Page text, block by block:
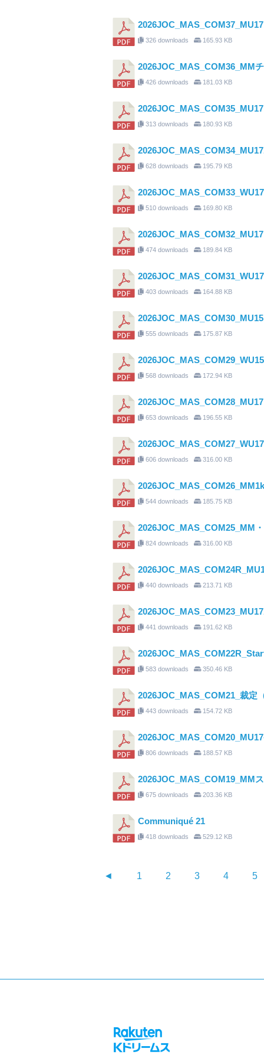
326 downloads 165.93 KB
2026JOC_MAS_COM36_MM
426 downloads 181.03 KB
313 downloads 180.93 KB
628 downloads 195.79 KB
510 downloads 169.80 KB
474 downloads 189.84 KB
403 downloads 164.88 KB
555 downloads 175.87 KB
568 downloads 172.94 KB
653 downloads 196.55 KB
606 downloads 316.00 KB
544 downloads 185.75 KB
2026JOC_MAS_COM25_MM
824 downloads 316.00 KB
440 downloads 213.71 KB
441 downloads 191.62 KB
583 downloads 350.46 KB
2026JOC_MAS_COM21_裁定
443 downloads 154.72 KB
806 downloads 188.57 KB
2026JOC_MAS_COM19_MM
675 downloads 203.36 KB
Communiqué 21
418 downloads 529.12 KB
◄ 1 2 3 4 5